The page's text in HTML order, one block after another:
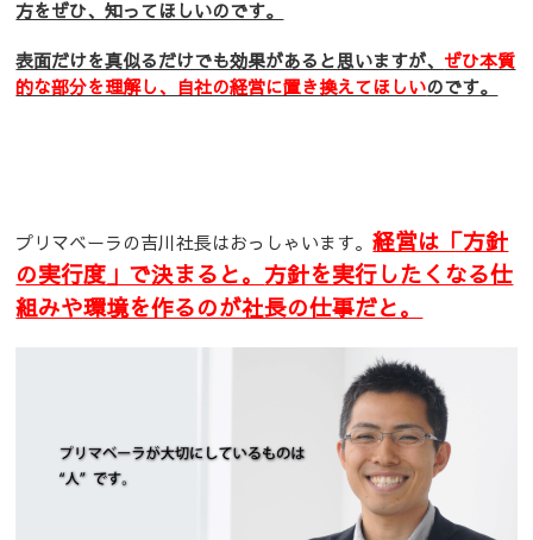
方をぜひ、知ってほしいのです。
表面だけを真似るだけでも効果があると思いますが、 ぜひ本質
的な部分を理解し、自社の経営に置き換えてほしいのです。
プリマベーラの吉川社長はおっしゃいます。経営は「方針
の実行度」で決まると。 方針を実行したくなる仕
組みや環境を作るのが社長の仕事だと。